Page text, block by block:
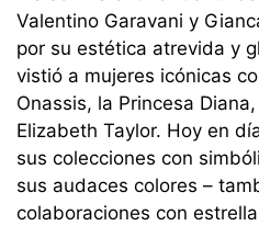
Valentino Garavani y
por su estética atrevida y
vistió a mujeres icónicas
Onassis, la Princesa
Elizabeth Taylor. Hoy en
sus colecciones con
sus audaces colores –
colaboraciones con